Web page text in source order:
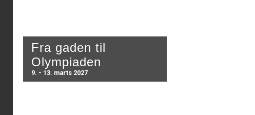
Fra gaden til
Olympiaden
9. - 13. marts 2027